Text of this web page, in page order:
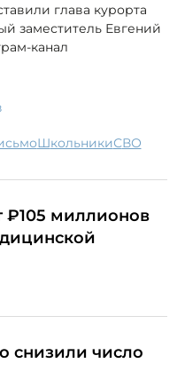
глава курорта
заместитель Евгений
канал
школьники СВО
₽105 миллионов
снизили число